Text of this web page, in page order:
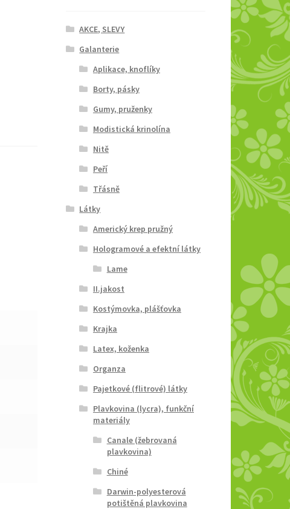
AKCE, SLEVY
Galanterie
Aplikace, knoflíky
Borty, pásky
Gumy, pruženky
Modistická krinolína
Nitě
Peří
Třásně
Látky
Americký krep pružný
Hologramové a efektní látky
Lame
II.jakost
Kostýmovka, plášťovka
Krajka
Latex, koženka
Organza
Pajetkové (flitrové) látky
Plavkovina (lycra), funkční
materiály
Canale (žebrovaná
plavkovina)
Chiné
Darwin-polyesterová
potištěná plavkovina